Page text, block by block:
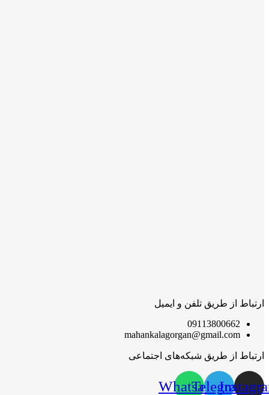
ارتباط از طریق تلفن و ایمیل
09113800662
mahankalagorgan@gmail.com
ارتباط از طریق شبکه‌های اجتماعی
Telegram
Whatsapp